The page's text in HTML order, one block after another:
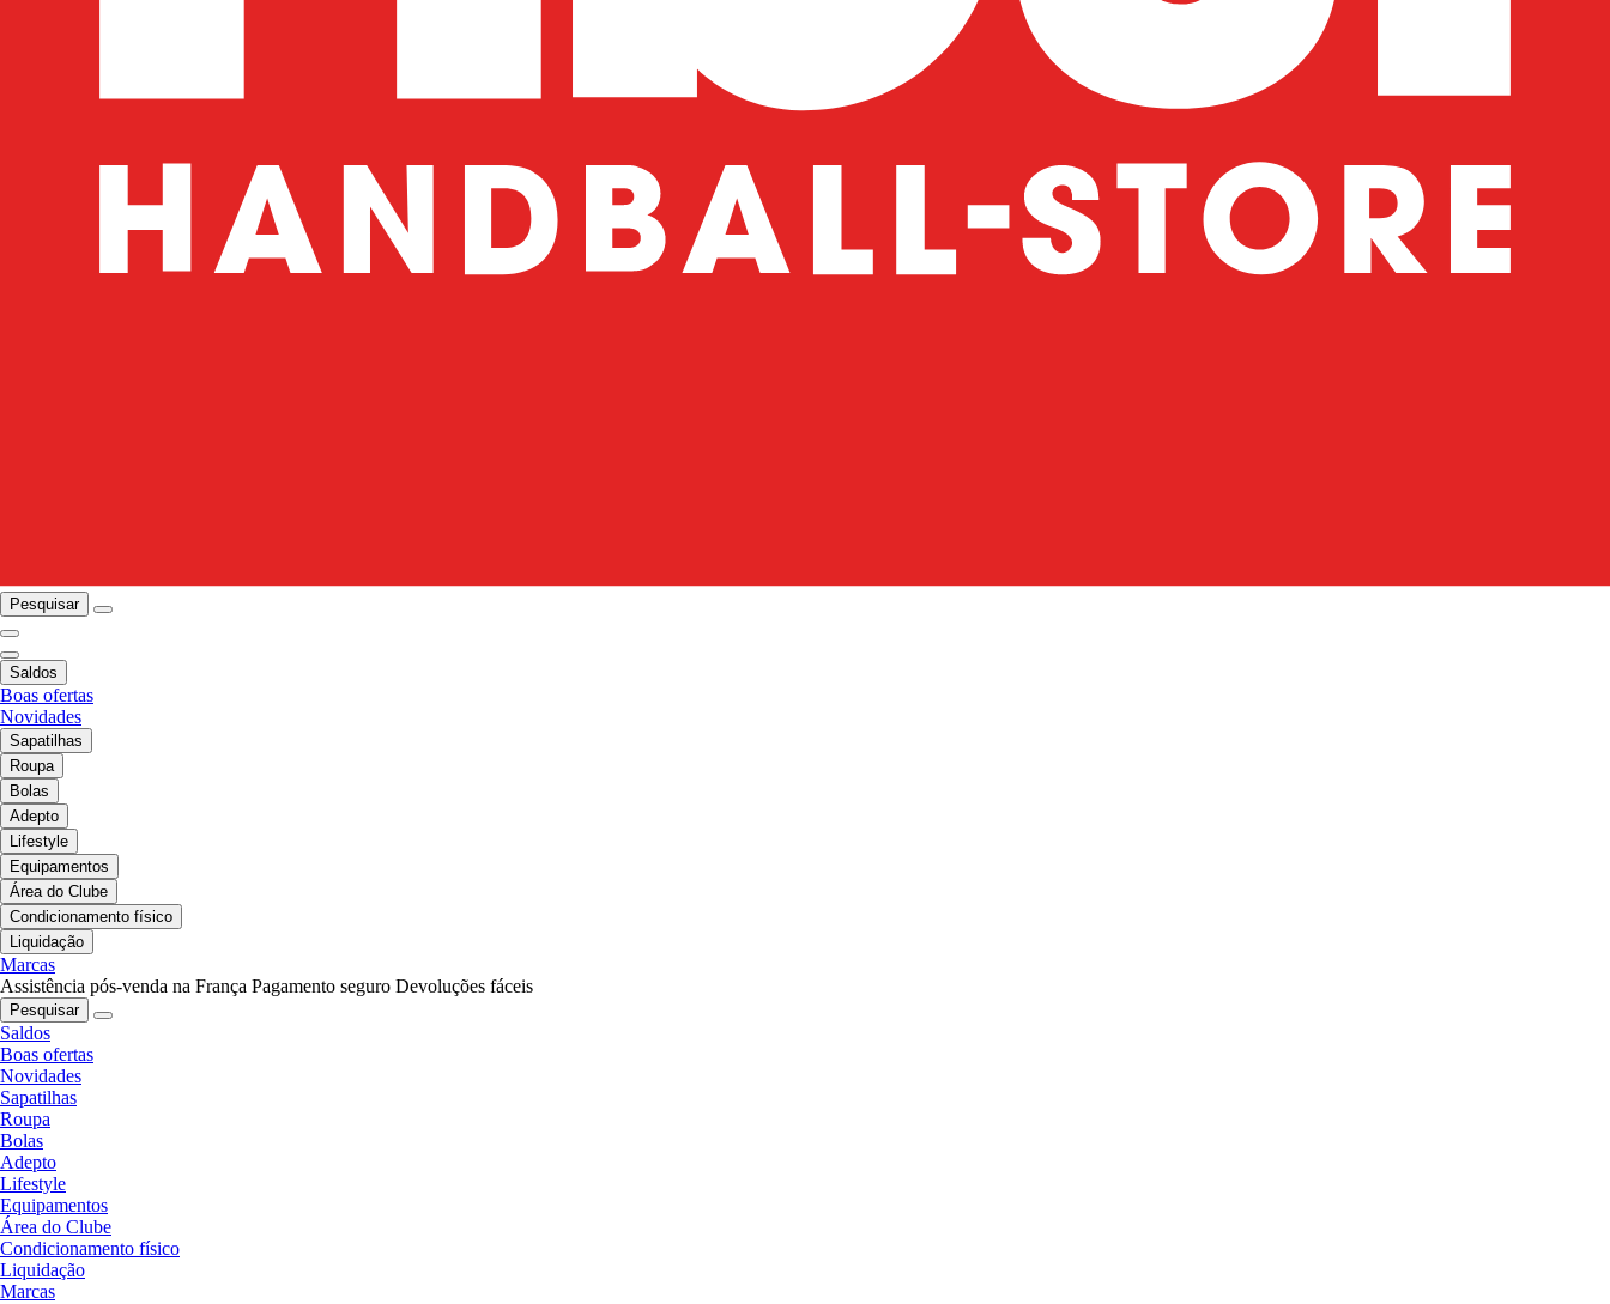
Pesquisar
Saldos
Boas ofertas
Novidades
Sapatilhas
Roupa
Bolas
Adepto
Lifestyle
Equipamentos
Área do Clube
Condicionamento físico
Liquidação
Marcas
Assistência pós-venda na França Pagamento seguro Devoluções fáceis
Pesquisar
Saldos
Boas ofertas
Novidades
Sapatilhas
Roupa
Bolas
Adepto
Lifestyle
Equipamentos
Área do Clube
Condicionamento físico
Liquidação
Marcas